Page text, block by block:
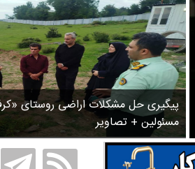
پیگیری حل مشکلات اراضی روستای
مسئولین + تصاویر